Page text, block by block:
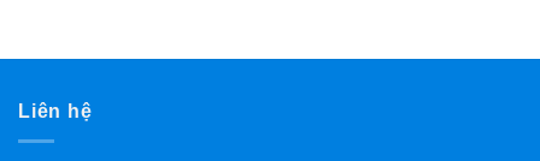
Liên hệ